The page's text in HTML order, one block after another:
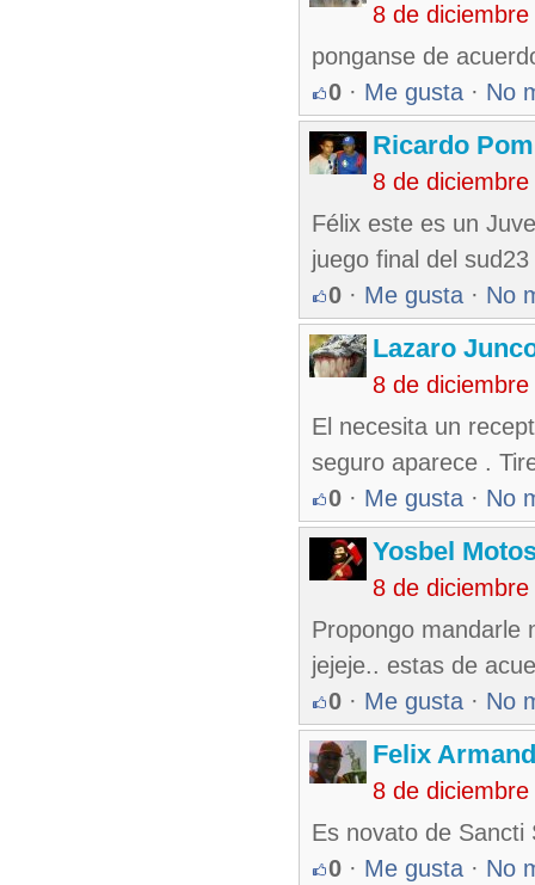
8 de
ponganse de
0 · Me gusta · No
Ricardo
8 de
Félix este es un
juego final del
0 · Me gusta · No
Lazaro
8 de
El necesita un
seguro aparece .
0 · Me gusta · No
Yosbel
8 de
Propongo mandarle
jejeje.. estas de
0 · Me gusta · No
Felix
8 de
Es novato de Sancti
0 · Me gusta · No